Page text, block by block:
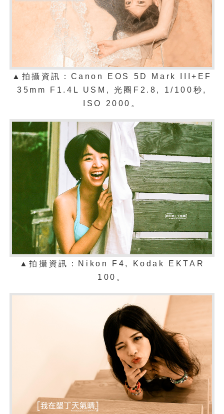
▲拍攝資訊：Canon EOS 5D Mark III+EF
35mm F1.4L USM, 光圈F2.8, 1/100秒,
ISO 2000。
▲拍攝資訊：Nikon F4,
Kodak EKTAR
100 。